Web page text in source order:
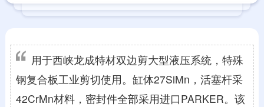
用于西峡龙成特材双边剪大型液压系统，特殊
钢复合板工业剪切使用。缸体27SiMn，活塞杆采
42CrMn材料，密封件全部采用进口PARKER。该